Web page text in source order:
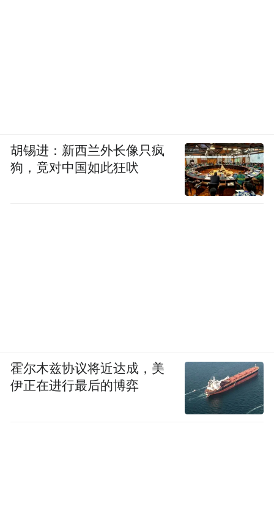
胡锡进：新西兰外长像只疯
狗，竟对中国如此狂吠
霍尔木兹协议将近达成，美
伊正在进行最后的博弈